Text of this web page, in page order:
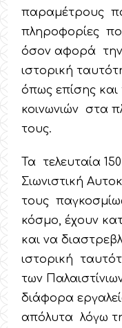
παραμέτρους
πληροφορίες
όσον αφορά την
ιστορική
όπως επίσης
κοινωνιών στα
τους.
Τα τελευταία
Σιωνιστική
τους
κόσμο, έχουν
και να
ιστορική
των
διάφορα
απόλυτα λόγω